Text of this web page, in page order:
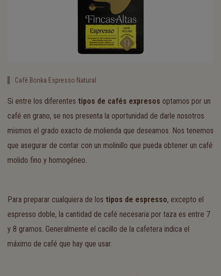
Café Bonka Espresso Natural
Si entre los diferentes tipos de cafés expresos optamos por un
café en grano, se nos presenta la oportunidad de darle nosotros
mismos el grado exacto de molienda que deseamos. Nos tenemos
que asegurar de contar con un molinillo que pueda obtener un café
molido fino y homogéneo.
Para preparar cualquiera de los tipos de espresso, excepto el
espresso doble, la cantidad de café necesaria por taza es entre 7
y 8 gramos. Generalmente el cacillo de la cafetera indica el
máximo de café que hay que usar.